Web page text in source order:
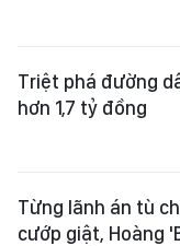
Triệt phá đường
hơn 1,7 tỷ đồng
Từng lãnh án tù
cướp giật, Hoàng